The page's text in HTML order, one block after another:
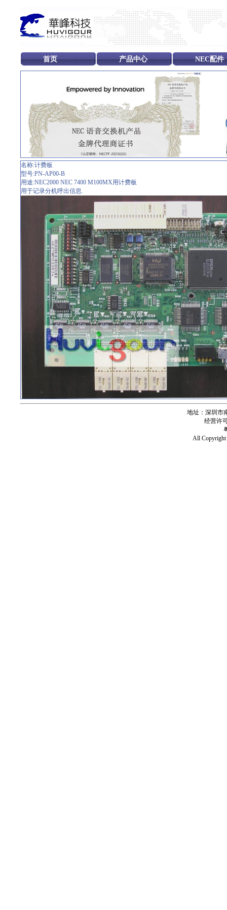
首页 产品中心 NEC配件
名称:计费板
型号:PN-AP00-B
用途:NEC2000 NEC 7400 M100MX用计费板
用于记录分机呼出信息.
地址：深圳市
经营许
All